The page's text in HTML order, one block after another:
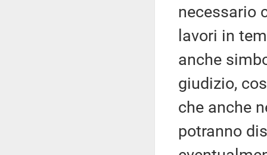
necessario
lavori in
anche
giudizio,
che anche
potranno